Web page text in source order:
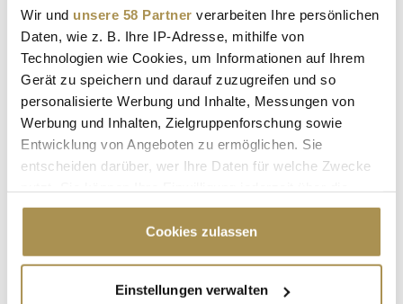
Wir und unsere 58 Partner verarbeiten Ihre persönlichen
Daten, wie z. B. Ihre IP-Adresse, mithilfe von
Technologien wie Cookies, um Informationen auf Ihrem
Gerät zu speichern und darauf zuzugreifen und so
personalisierte Werbung und Inhalte, Messungen von
Werbung und Inhalten, Zielgruppenforschung sowie
Entwicklung von Angeboten zu ermöglichen. Sie
entscheiden darüber, wer Ihre Daten für welche Zwecke
Cookie-Erklärung oder durch Klicken auf das Privacy
Trigger Symbol ändern oder widerrufen
Informationen über Ihre geografische Lage
Cookies zulassen
Einstellungen verwalten
beide Standorte für anspruchsvolle Käufer:innen weiterhin
attraktiv, so Engel & Völkers.
www.engelvoelkers.com